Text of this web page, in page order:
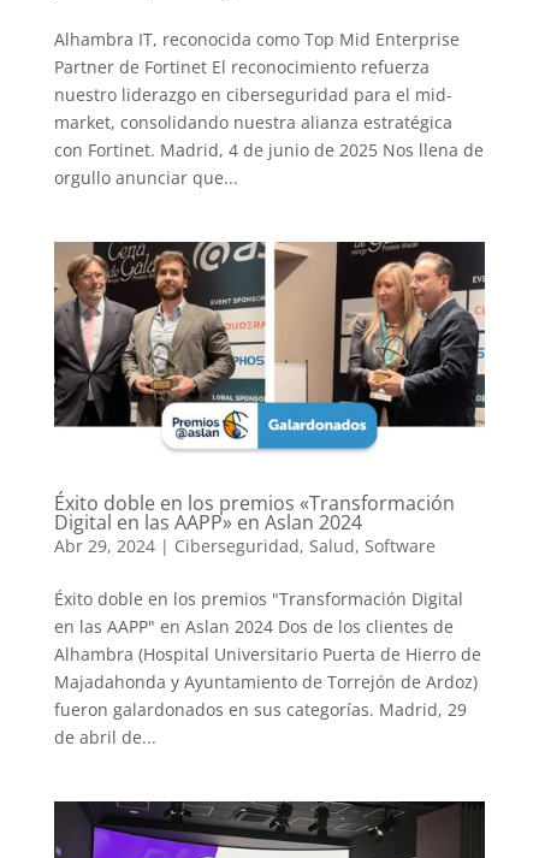
Alhambra IT, reconocida como Top Mid Enterprise
Partner de Fortinet El reconocimiento refuerza
nuestro liderazgo en ciberseguridad para el mid-
market, consolidando nuestra alianza estratégica
con Fortinet. Madrid, 4 de junio de 2025 Nos llena de
orgullo anunciar que...
Éxito doble en los premios «Transformación
Digital en las AAPP» en Aslan 2024
Abr 29, 2024| Ciberseguridad, Salud, Software
Éxito doble en los premios "Transformación Digital
en las AAPP" en Aslan 2024 Dos de los clientes de
Alhambra (Hospital Universitario Puerta de Hierro de
Majadahonda y Ayuntamiento de Torrejón de Ardoz)
fueron galardonados en sus categorías. Madrid, 29
de abril de...